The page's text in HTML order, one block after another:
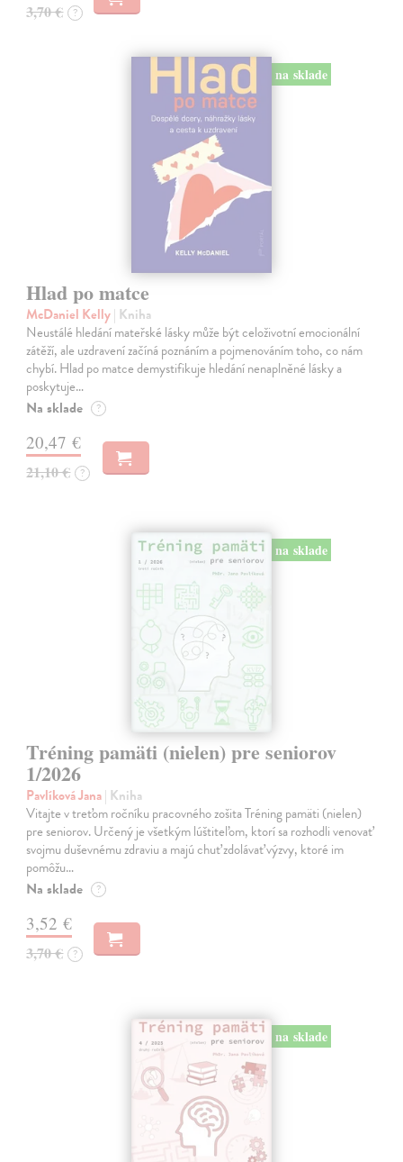
3,70 € ?
na sklade
Hlad po matce
McDaniel Kelly| Kniha
Neustálé hledání mateřské lásky může být celoživotní emocionální
zátěží, ale uzdravení začíná poznáním a pojmenováním toho, co nám
chybí. Hlad po matce demystifikuje hledání nenaplněné lásky a
poskytuje…
Na sklade ?
20,47 €
21,10 € ?
na sklade
Tréning pamäti (nielen) pre seniorov
1/2026
Pavlíková Jana| Kniha
Vitajte v treťom ročníku pracovného zošita Tréning pamäti (nielen)
pre seniorov. Určený je všetkým lúštiteľom, ktorí sa rozhodli venovať
svojmu duševnému zdraviu a majú chuť zdolávať výzvy, ktoré im
pomôžu…
Na sklade ?
3,52 €
3,70 € ?
na sklade